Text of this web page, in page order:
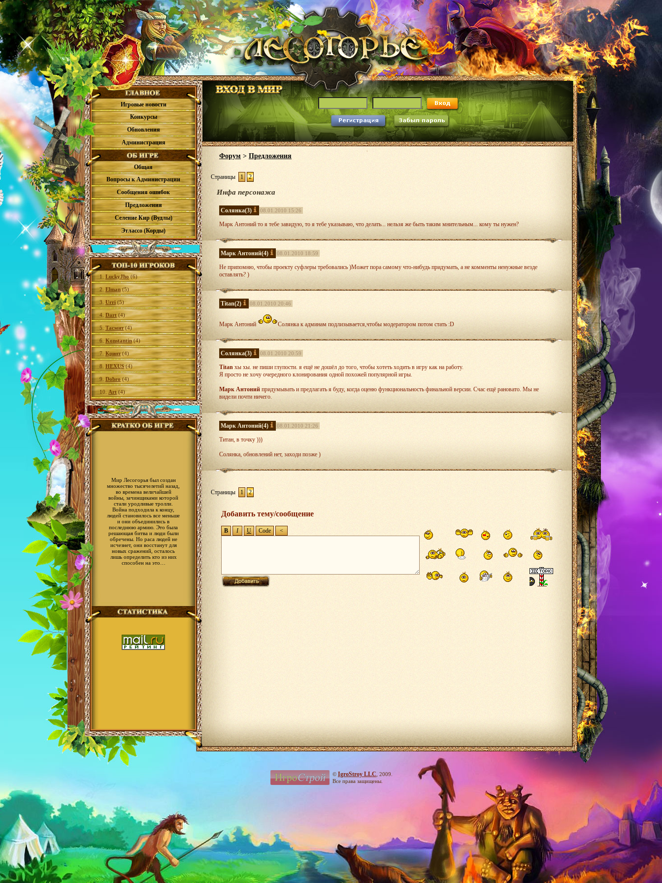
Игровые новости
Конкурсы
Обновления
Администрация
Общая
Вопросы к Администрации
Сообщения ошибок
Предложения
Селение Кир (Вудлы)
Этлассо (Корды)
1. LuckyJho (6)
2. Elman(5)
3. Urri (5)
4. Dart (4)
5. Тасмит(4)
6. Konstantin(4)
7. Крипт(4)
8. HEXUS(4)
9. Dobro(4)
10. Art (4)
Мир Лесогорья был создан
множество тысячелетий назад,
во времена величайшей
войны, зачинщиками которой
стали уродливые тролли.
Война подходила к концу,
людей становилось все меньше
и они объединились в
последнюю армию. Это была
решающая битва и люди были
обречены. Но раса людей не
исчезнет, они восстанут для
новых сражений, осталось
лишь определить кто из них
способен на это…
Форум > Предложения
Страницы 1 2
Инфа персонажа
Солянка(3) 08.01.2010 15:26
Марк Антоний то я тебе завидую, то я тебе указываю, что делать... нельзя же быть таким мнительным... кому ты нужен?
Марк Антоний(4) 08.01.2010 18:59
Не припомню, чтобы проекту суфлеры требовались )Может пора самому что-нибудь придумать, а не комменты ненужные везде
оставлять? )
Titan(2) 08.01.2010 20:46
Марк Антоний Солянка к админам подлизывается,чтобы модератором потом стать :D
Солянка(3) 08.01.2010 20:59
Titan хы хы. не пиши глупости. я ещё не дошёл до того, чтобы хотеть ходить в игру как на работу.
Я просто не хочу очередного клонирования одной похожей популярной игры.
Марк Антоний придумывать и предлагать я буду, когда оценю функциональность финальной версии. Счас ещё рановато. Мы не
видели почти ничего.
Марк Антоний(4) 08.01.2010 21:26
Титан, в точку )))
Солянка, обновлений нет, заходи позже )
Страницы 1 2
Добавить тему/сообщение
© IgroStroy LLC , 2009.
Все права защищены.